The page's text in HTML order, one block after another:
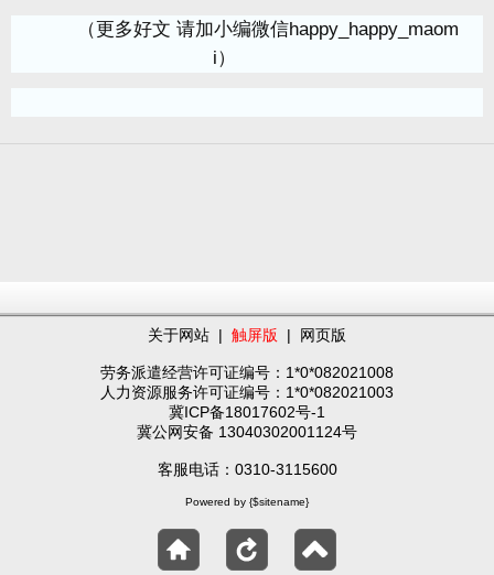
（更多好文 请加小编微信happy_happy_maom
i）
关于网站 | 触屏版 | 网页版
劳务派遣经营许可证编号：1*0*082021008
人力资源服务许可证编号：1*0*082021003
冀ICP备18017602号-1
冀公网安备 13040302001124号
客服电话：0310-3115600
Powered by {$sitename}